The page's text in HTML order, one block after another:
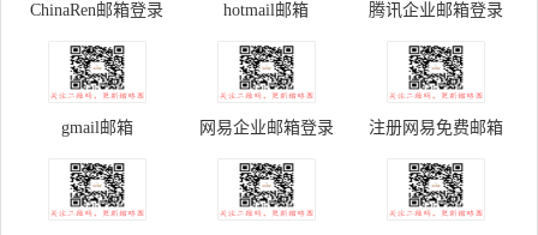
ChinaRen邮箱登录 hotmail邮箱 腾讯企业邮箱登录
gmail邮箱 网易企业邮箱登录 注册网易免费邮箱